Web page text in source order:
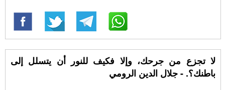
لا تجزع من جرحك، وإلا فكيف للنور أن يتسلل إلى
باطنك؟. - جلال الدين الرومي